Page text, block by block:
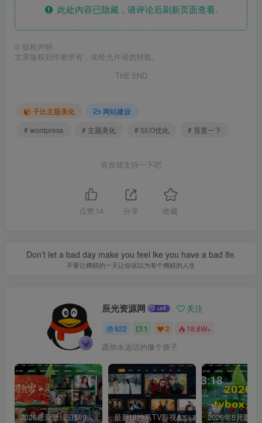
此处内容已隐藏，请评论后刷新页面查看.
© 版权声明
文章版权归作者所有，未经允许请勿转载。
THE END
子比主题美化
网站建设
# wordpress
# 主题美化 # SEO优化 # 百度一下
喜欢就支持一下吧
点赞 14 分享 收藏
Don’t let a bad day make you feel lke you have a bad lfe.
不要让糟糕的一天让你误以为有个糟糕的人生
辰光资源网 关注
922 1 2 18.8W+
愿你永远活的像个孩子
2026最新版绿豆UI9双端影视APP源码 最新UI神马TV影视APP源码 乐檬影视苹果CMS后台 包含前后端源码